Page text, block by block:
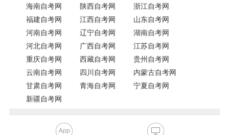
海南自考网
陕西自考网
浙江自考网
福建自考网
江西自考网
山东自考网
河南自考网
辽宁自考网
湖南自考网
河北自考网
广西自考网
江苏自考网
重庆自考网
西藏自考网
贵州自考网
云南自考网
四川自考网
内蒙古自考网
甘肃自考网
青海自考网
宁夏自考网
新疆自考网